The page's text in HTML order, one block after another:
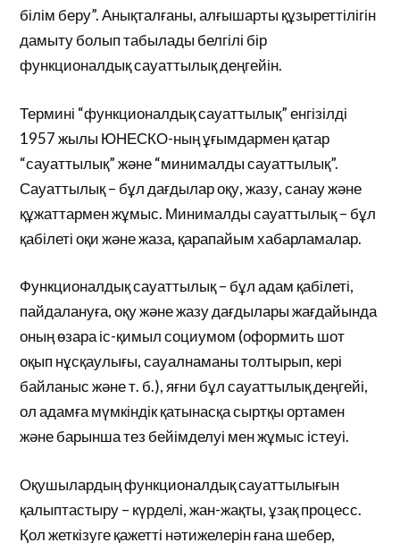
білім беру”. Анықталғаны, алғышарты құзыреттілігін
дамыту болып табылады белгілі бір
функционалдық сауаттылық деңгейін.
Термині “функционалдық сауаттылық” енгізілді
1957 жылы ЮНЕСКО-ның ұғымдармен қатар
“сауаттылық” және “минималды сауаттылық”.
Сауаттылық – бұл дағдылар оқу, жазу, санау және
құжаттармен жұмыс. Минималды сауаттылық – бұл
қабілеті оқи және жаза, қарапайым хабарламалар.
Функционалдық сауаттылық – бұл адам қабілеті,
пайдалануға, оқу және жазу дағдылары жағдайында
оның өзара іс-қимыл социумом (оформить шот
оқып нұсқаулығы, сауалнаманы толтырып, кері
байланыс және т. б.), яғни бұл сауаттылық деңгейі,
ол адамға мүмкіндік қатынасқа сыртқы ортамен
және барынша тез бейімделуі мен жұмыс істеуі.
Оқушылардың функционалдық сауаттылығын
қалыптастыру – күрделі, жан-жақты, ұзақ процесс.
Қол жеткізуге қажетті нәтижелерін ғана шебер,